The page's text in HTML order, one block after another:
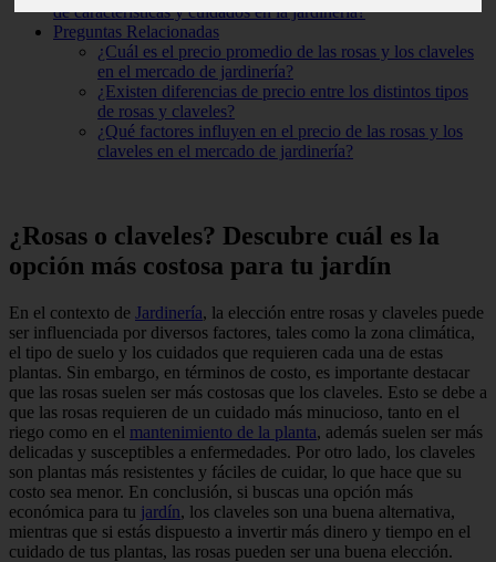
de características y cuidados en la jardinería?
Preguntas Relacionadas
¿Cuál es el precio promedio de las rosas y los claveles
en el mercado de jardinería?
¿Existen diferencias de precio entre los distintos tipos
de rosas y claveles?
¿Qué factores influyen en el precio de las rosas y los
claveles en el mercado de jardinería?
¿Rosas o claveles? Descubre cuál es la
opción más costosa para tu jardín
En el contexto de Jardinería, la elección entre rosas y claveles puede
ser influenciada por diversos factores, tales como la zona climática,
el tipo de suelo y los cuidados que requieren cada una de estas
plantas. Sin embargo, en términos de costo, es importante destacar
que las rosas suelen ser más costosas que los claveles. Esto se debe a
que las rosas requieren de un cuidado más minucioso, tanto en el
riego como en el mantenimiento de la planta, además suelen ser más
delicadas y susceptibles a enfermedades. Por otro lado, los claveles
son plantas más resistentes y fáciles de cuidar, lo que hace que su
costo sea menor. En conclusión, si buscas una opción más
económica para tu jardín, los claveles son una buena alternativa,
mientras que si estás dispuesto a invertir más dinero y tiempo en el
cuidado de tus plantas, las rosas pueden ser una buena elección.